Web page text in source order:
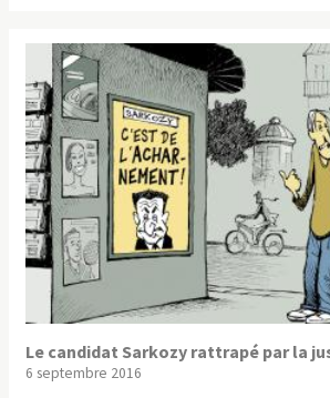
Le candidat Sarkozy rattrapé par la
6 septembre 2016